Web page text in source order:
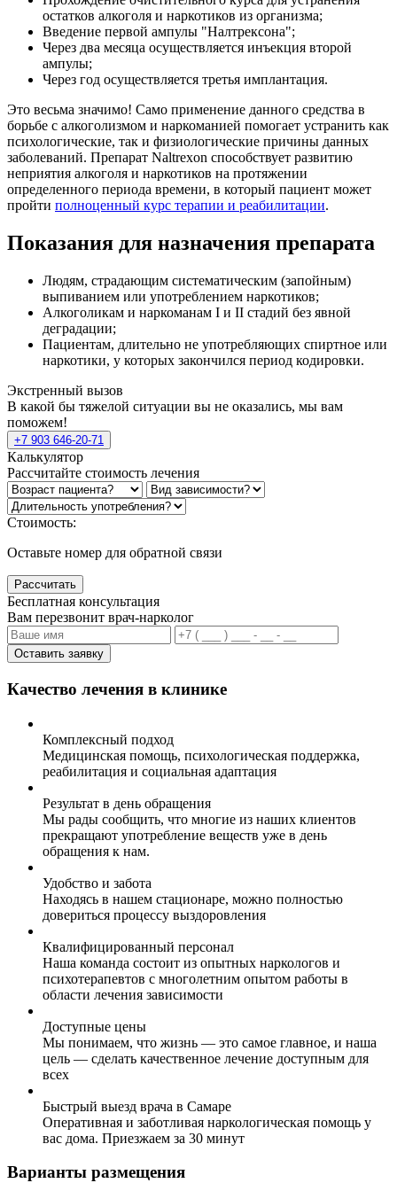
остатков алкоголя и наркотиков из организма;
Введение первой ампулы "Налтрексона";
Через два месяца осуществляется инъекция второй
ампулы;
Через год осуществляется третья имплантация.
Это весьма значимо! Само применение данного средства в
борьбе с алкоголизмом и наркоманией помогает устранить как
психологические, так и физиологические причины данных
заболеваний. Препарат Naltrexon способствует развитию
неприятия алкоголя и наркотиков на протяжении
определенного периода времени, в который пациент может
пройти полноценный курс терапии и реабилитации.
Показания для назначения препарата
Людям, страдающим систематическим (запойным)
выпиванием или употреблением наркотиков;
Алкоголикам и наркоманам I и II стадий без явной
деградации;
Пациентам, длительно не употребляющих спиртное или
наркотики, у которых закончился период кодировки.
Экстренный вызов
В какой бы тяжелой ситуации вы не оказались, мы вам
поможем!
+7 903 646-20-71
Калькулятор
Рассчитайте стоимость лечения
Стоимость:
Оставьте номер для обратной связи
Рассчитать
Бесплатная консультация
Вам перезвонит врач-нарколог
Оставить заявку
Качество лечения в клинике
Комплексный подход
Медицинская помощь, психологическая поддержка,
реабилитация и социальная адаптация
Результат в день обращения
Мы рады сообщить, что многие из наших клиентов
прекращают употребление веществ уже в день
обращения к нам.
Удобство и забота
Находясь в нашем стационаре, можно полностью
довериться процессу выздоровления
Квалифицированный персонал
Наша команда состоит из опытных наркологов и
психотерапевтов с многолетним опытом работы в
области лечения зависимости
Доступные цены
Мы понимаем, что жизнь — это самое главное, и наша
цель — сделать качественное лечение доступным для
всех
Быстрый выезд врача в Самаре
Оперативная и заботливая наркологическая помощь у
вас дома. Приезжаем за 30 минут
Варианты размещения